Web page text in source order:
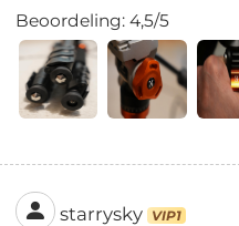
Beoordeling: 4,5/5
starrysky VIP1